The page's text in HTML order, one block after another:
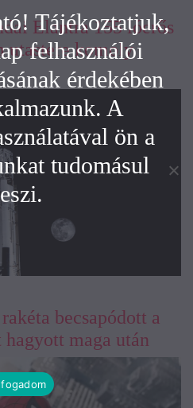
Elantra 155 lóerős
utastere komoly
becsapódott a
maga után
Tájékoztatjuk,
felhasználói
érdekében
A
ön a
tudomásul